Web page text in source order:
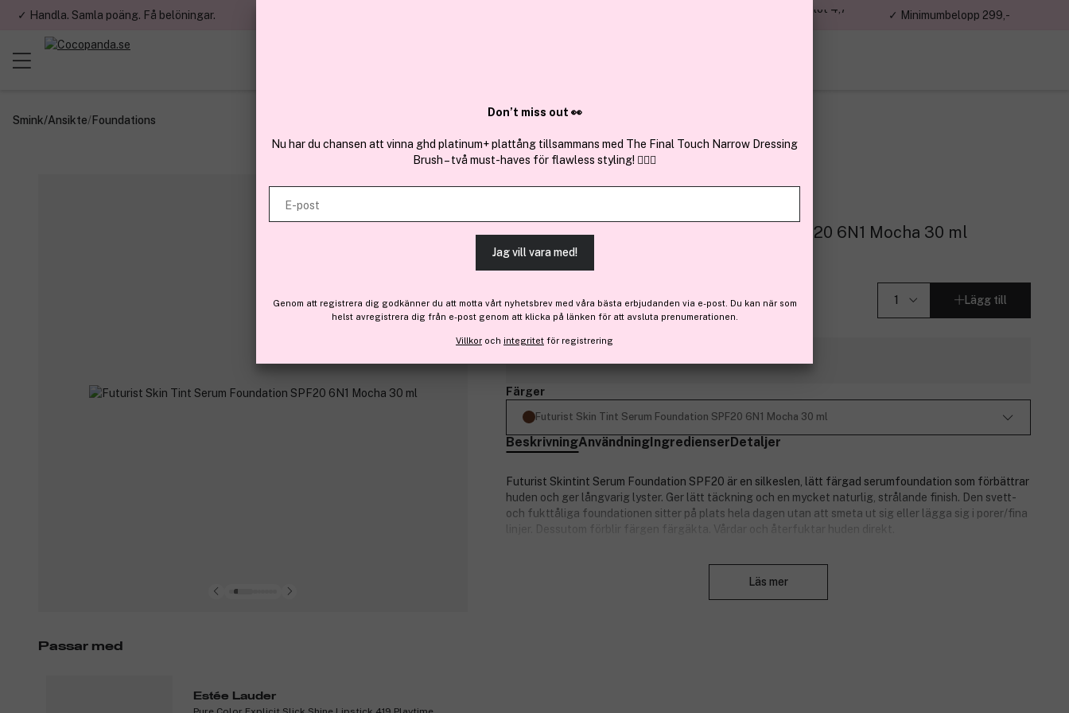
✓ Handla. Samla poäng. Få belöningar.
✓ Över 1,5 miljon kunder – Trustpilot 4,7
✓ Minimumbelopp 299,-
Smink/Ansikte/Foundations
Futurist Skin Tint Serum Foundation SPF20 6N1 Mocha 30 ml
-10% Bara 3 på lager
Före: 509 kr
Lägg till
Färger
Futurist Skin Tint Serum Foundation SPF20 6N1 Mocha 30 ml
BeskrivningAnvändningIngredienserDetaljer
Futurist Skintint Serum Foundation SPF20 är en silkeslen, lätt färgad serumfoundation som förbättrar
huden och ger långvarig lyster. Ger lätt täckning och en mycket naturlig, strålande finish. Den svett-
och fukttåliga foundationen sitter på plats hela dagen utan att smeta ut sig eller lägga sig i porer/fina
linjer. Dessutom förblir färgen färgäkta. Vårdar och återfuktar huden direkt.
Läs mer
Passar med
Estée Lauder
Don’t miss out 👀
Nu har du chansen att vinna ghd platinum+ plattång tillsammans med The Final Touch Narrow Dressing
Brush – två must-haves för flawless styling! 💇‍♀️✨
E-post
Jag vill vara med!
Genom att registrera dig godkänner du att motta vårt nyhetsbrev med våra bästa erbjudanden via e-post. Du kan när som
helst avregistrera dig från e-post genom att klicka på länken för att avsluta prenumerationen.
Villkor och integritet för registrering